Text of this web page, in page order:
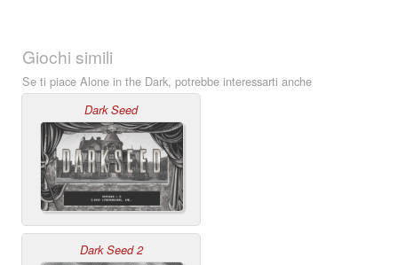
Giochi simili
Se ti piace Alone in the Dark, potrebbe interessarti anche
Dark Seed
Dark Seed 2